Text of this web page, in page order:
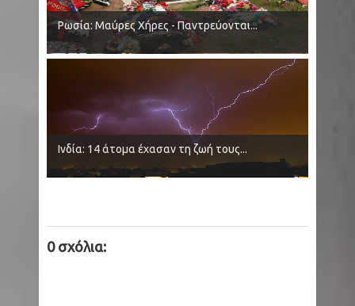
Ρωσία: Μαύρες Χήρες - Παντρεύονται...
Ινδία: 14 άτομα έχασαν τη ζωή τους...
0 σχόλια: